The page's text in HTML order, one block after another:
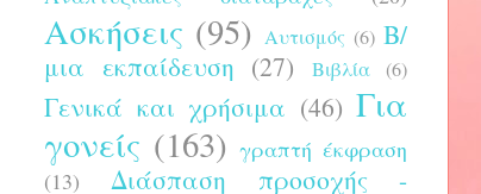
Ασκήσεις (95) Αυτισμός (6) Β/
μια εκπαίδευση (27) Βιβλία (6)
Γενικά και χρήσιμα (46) Για
γονείς (163) γραπτή έκφραση
(13)
Διάσπαση προσοχής -